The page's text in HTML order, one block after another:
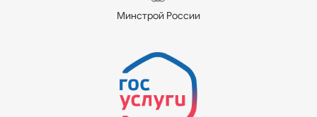
Минстрой России